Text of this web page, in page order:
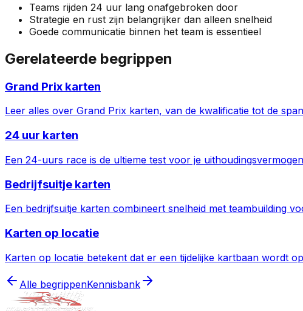
Teams rijden 24 uur lang onafgebroken door
Strategie en rust zijn belangrijker dan alleen snelheid
Goede communicatie binnen het team is essentieel
Gerelateerde begrippen
Grand Prix karten
Leer alles over Grand Prix karten, van de kwalificatie tot de
24 uur karten
Een 24-uurs race is de ultieme test voor je
Bedrijfsuitje karten
Een bedrijfsuitje karten combineert snelheid met teambuilding
Karten op locatie
Karten op locatie betekent dat er een tijdelijke kartbaan wordt
Alle begrippenKennisbank